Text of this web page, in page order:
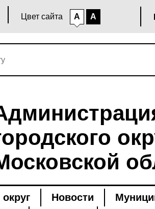
Цвет сайта A A
Новости